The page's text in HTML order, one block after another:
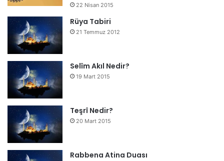
22 Nisan 2015
Rüya Tabiri
21 Temmuz 2012
Selîm Akıl Nedir?
19 Mart 2015
Teşrî Nedir?
20 Mart 2015
Rabbena Atina Duası